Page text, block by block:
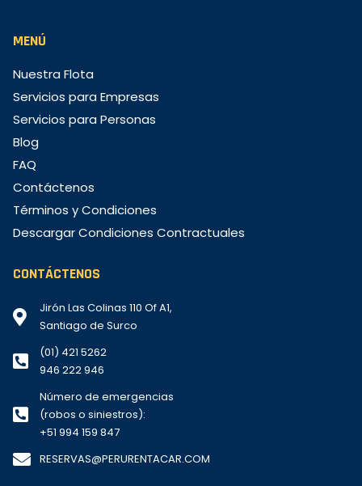
MENÚ
Nuestra Flota
Servicios para Empresas
Servicios para Personas
Blog
FAQ
Contáctenos
Términos y Condiciones
Descargar Condiciones Contractuales
CONTÁCTENOS
Jirón Las Colinas 110 Of A1,
Santiago de Surco
(01) 421 5262
946 222 946
Número de emergencias
(robos o siniestros):
+51 994 159 847
RESERVAS@PERURENTACAR.COM